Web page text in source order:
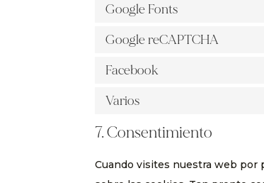
Google Fonts
Google reCAPTCHA
Facebook
Varios
7. Consentimiento
Cuando visites nuestra web por